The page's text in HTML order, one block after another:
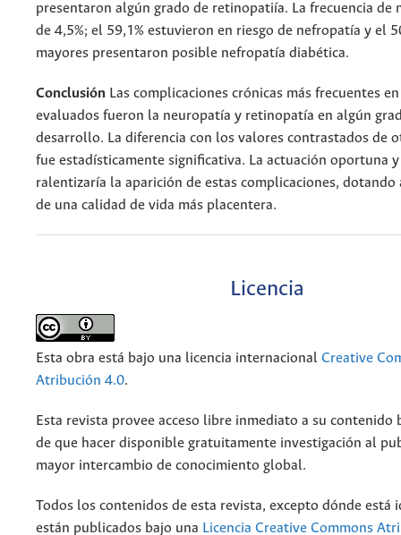
presentaron algún grado de retinopatiía. La frecuencia de
de 4,5%; el 59,1% estuvieron en riesgo de nefropatía y el
mayores presentaron posible nefropatía diabética.
Conclusión Las complicaciones crónicas más frecuentes
evaluados fueron la neuropatía y retinopatía en algún
desarrollo. La diferencia con los valores contrastados de
fue estadísticamente significativa. La actuación oportuna
ralentizaría la aparición de estas complicaciones, dotando
de una calidad de vida más placentera.
Licencia
Esta obra está bajo una licencia internacional Creative
Atribución 4.0.
Esta revista provee acceso libre inmediato a su contenido
de que hacer disponible gratuitamente investigación al
mayor intercambio de conocimiento global.
Todos los contenidos de esta revista, excepto dónde está
están publicados bajo una Licencia Creative Commons